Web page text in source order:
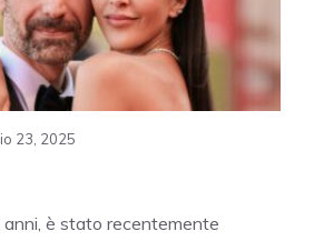
23, 2025
anni, è stato recentemente